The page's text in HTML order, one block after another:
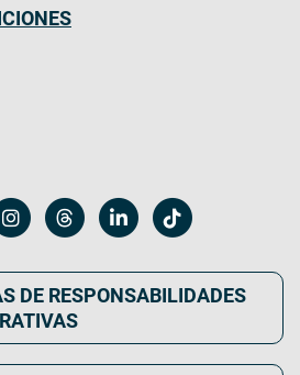
DE RESPONSABILIDADES